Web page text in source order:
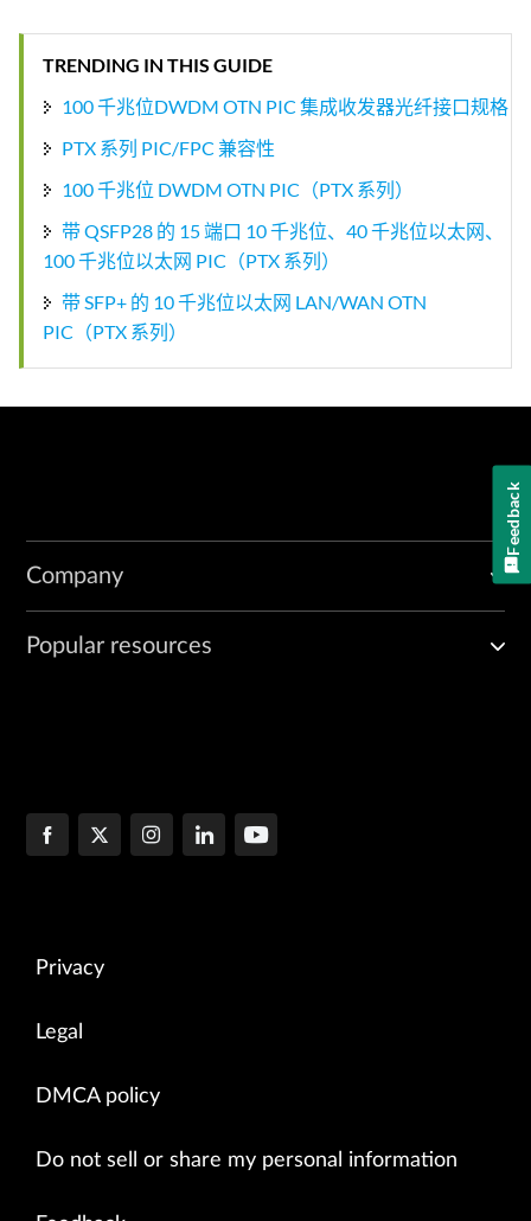
TRENDING IN THIS GUIDE
100 千兆位DWDM OTN PIC 集成收发器光纤接口规格
PTX 系列 PIC/FPC 兼容性
100 千兆位 DWDM OTN PIC（PTX 系列）
带 QSFP28 的 15 端口 10 千兆位、40 千兆位以太网、
100 千兆位以太网 PIC（PTX 系列）
带 SFP+ 的 10 千兆位以太网 LAN/WAN OTN
PIC（PTX 系列）
Company
Popular resources
Privacy
Legal
DMCA policy
Do not sell or share my personal information
Feedback